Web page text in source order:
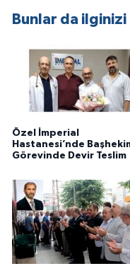
Bunlar da
Özel İmperial
Hastanesi’nde
Görevinde Devir Teslim